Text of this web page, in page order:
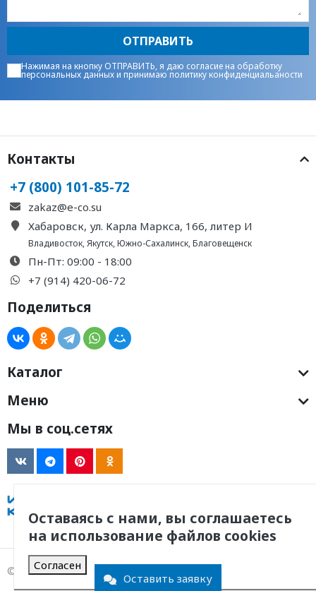
ОТПРАВИТЬ
Нажимая на кнопку ОТПРАВИТЬ, я даю согласие на обработку
персональных данныхи принимаюполитику конфиденциальаности
Контакты
+7 (800) 101-85-72
zakaz@e-co.su
Хабаровск, ул. Карла Маркса, 166, литер И
Владивосток,Якутск,Южно-Сахалинск,Благовещенск
Пн-Пт: 09:00 - 18:00
+7 (914) 420-06-72
Поделиться
Каталог
Меню
Мы в соц.сетях
© 2011 -2026, ООО Инженерная Компания
Оставаясь с нами, вы соглашаетесь
на использование файлов cookies
Согласен
Оставить заявку